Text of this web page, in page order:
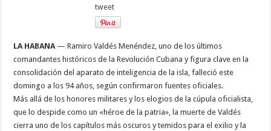
tweet
LA HABANA — Ramiro Valdés Menéndez, uno de los últimos
comandantes históricos de la Revolución Cubana y figura clave en la
consolidación del aparato de inteligencia de la isla, falleció este
domingo a los 94 años, según confirmaron fuentes oficiales.
Más allá de los honores militares y los elogios de la cúpula oficialista,
que lo despide como un «héroe de la patria», la muerte de Valdés
cierra uno de los capítulos más oscuros y temidos para el exilio y la